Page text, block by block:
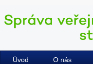
Úvod O nás